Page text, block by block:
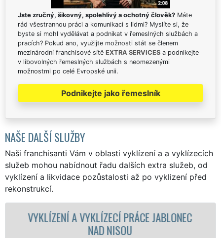
Jste zručný, šikovný, spolehlivý a ochotný člověk? Máte
rád všestrannou práci a komunikaci s lidmi? Myslíte si, že
byste si mohl vydělávat a podnikat v řemeslných službách a
pracích? Pokud ano, využijte možnosti stát se členem
mezinárodní franchisové sítě EXTRA SERVICES a podnikejte
v libovolných řemeslných službách s neomezenými
možnostmi po celé Evropské unii.
Podnikejte jako řemeslník
NAŠE DALŠÍ SLUŽBY
Naši franchisanti Vám v oblasti vyklízení a a vyklízecích
služeb mohou nabídnout řadu dalších extra služeb, od
vyklízení a likvidace pozůstalosti až po vyklizení před
rekonstrukcí.
VYKLÍZECÍ PRÁCE A SLUŽBY